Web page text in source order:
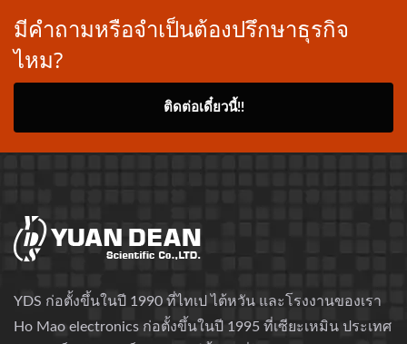
มีคำถามหรือจำเป็นต้องปรึกษาธุรกิจ
ไหม?
ติดต่อเดี๋ยวนี้!!
YDS ก่อตั้งขึ้นในปี 1990 ที่ไทเป ไต้หวัน และโรงงานของเรา
Ho Mao electronics ก่อตั้งขึ้นในปี 1995 ที่เซียะเหมิน ประเทศ